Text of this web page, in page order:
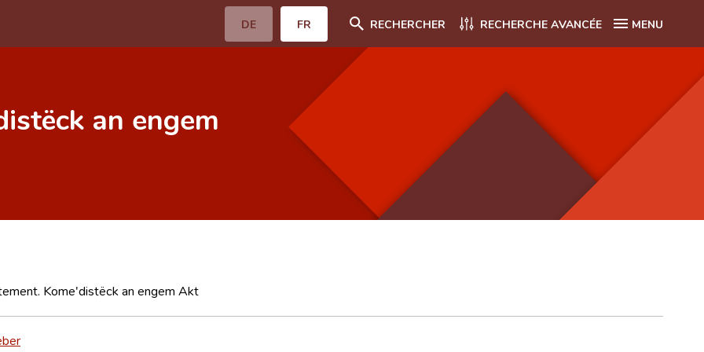
DE FR RECHERCHER RECHERCHE AVANCÉE MENU
an engem
Kome'distëck an engem Akt